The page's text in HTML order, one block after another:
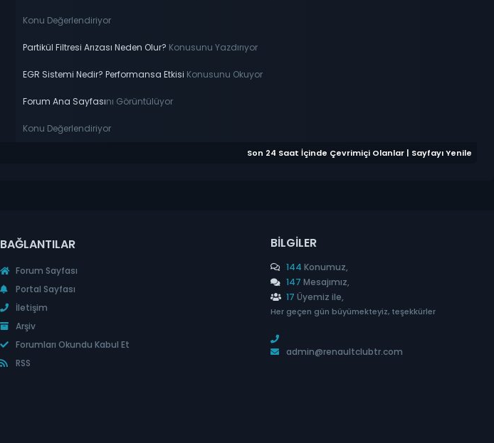
Konu Değerlendiriyor
Partikül Filtresi Arızası Neden Olur? Konusunu Yazdırıyor
EGR Sistemi Nedir? Performansa Etkisi Konusunu Okuyor
Forum Ana Sayfasını Görüntülüyor
Konu Değerlendiriyor
Son 24 Saat İçinde Çevrimiçi Olanlar | Sayfayı Yenile
BAĞLANTILAR
Forum Sayfası
Portal Sayfası
İletişim
Arşiv
Forumları Okundu Kabul Et
RSS
BILGILER
144 Konumuz,
147 Mesajımız,
17 Üyemiz ile,
Her geçen gün büyümekteyiz, teşekkürler
admin@renaultclubtr.com